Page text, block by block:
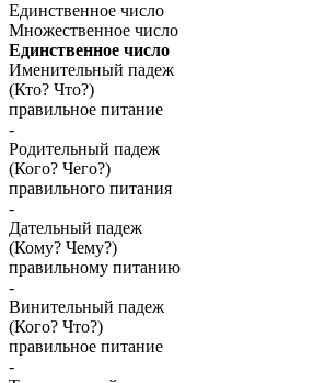
Единственное число
Множественное число
Единственное число
Именительный падеж
(Кто? Что?)
правильное питание
-
Родительный падеж
(Кого? Чего?)
правильного питания
-
Дательный падеж
(Кому? Чему?)
правильному питанию
-
Винительный падеж
(Кого? Что?)
правильное питание
-